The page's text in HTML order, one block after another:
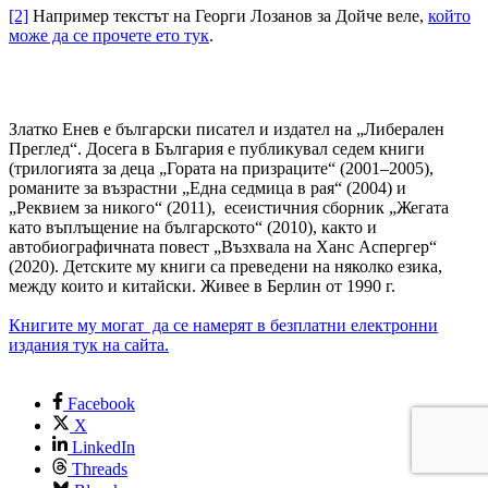
[2] Например текстът на Георги Лозанов за Дойче веле, който
може да се прочете ето тук.
Златко Енев е български писател и издател на „Либерален
Преглед“. Досега в България е публикувал седем книги
(трилогията за деца „Гората на призраците“ (2001–2005),
романите за възрастни „Една седмица в рая“ (2004) и
„Реквием за никого“ (2011), есеистичния сборник „Жегата
като въплъщение на българското“ (2010), както и
автобиографичната повест „Възхвала на Ханс Аспергер“
(2020). Детските му книги са преведени на няколко езика,
между които и китайски. Живее в Берлин от 1990 г.
Книгите му могат да се намерят в безплатни електронни
издания тук на сайта.
Facebook
X
LinkedIn
Threads